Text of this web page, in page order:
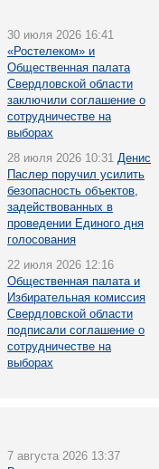
30 июля 2026 16:41
«Ростелеком» и
Общественная палата
Свердловской области
заключили соглашение о
сотрудничестве на
выборах
28 июля 2026 10:31 Денис
Паслер поручил усилить
безопасность объектов,
задействованных в
проведении Единого дня
голосования
22 июля 2026 12:16
Общественная палата и
Избирательная комиссия
Свердловской области
подписали соглашение о
сотрудничестве на
выборах
7 августа 2026 13:37